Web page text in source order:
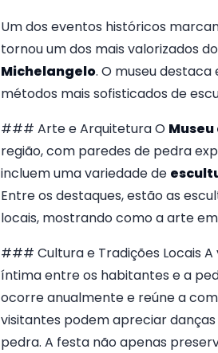
Um dos eventos históricos
tornou um dos mais valorizados
Michelangelo. O museu
métodos mais sofisticados de
### Arte e Arquitetura O
região, com paredes de pedra
incluem uma variedade de
Entre os destaques, estão as
locais, mostrando como a arte
### Cultura e Tradições Locais A
íntima entre os habitantes e a
ocorre anualmente e reúne a
visitantes podem apreciar
pedra. A festa não apenas